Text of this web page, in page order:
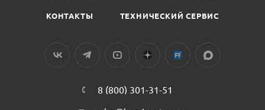
КОНТАКТЫ ТЕХНИЧЕСКИЙ СЕРВИС
8 (800) 301-31-51